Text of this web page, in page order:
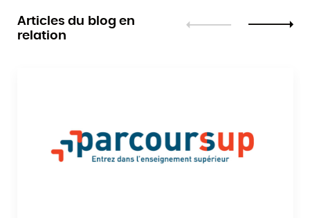
Articles du blog en
relation